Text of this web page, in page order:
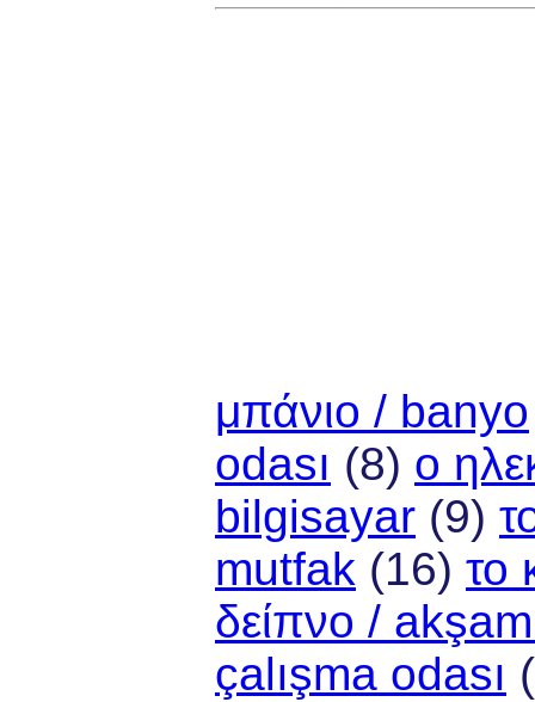
μπάνιο / banyo
odası (8) ο
bilgisayar (9)
mutfak (16) το
δείπνο /
çalışma odası